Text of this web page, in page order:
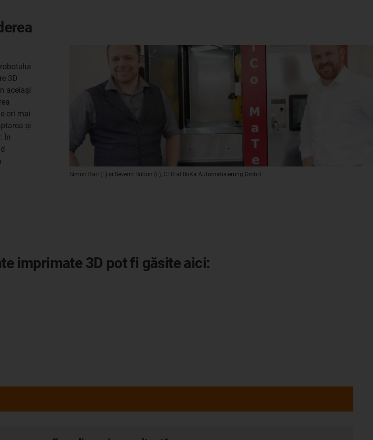
3D
același
ori mai
și
În
Simon Karl (l.) și Severin Bobon (r.), CEO al BoKa Automatisierung GmbH
imprimate 3D pot fi găsite aici: